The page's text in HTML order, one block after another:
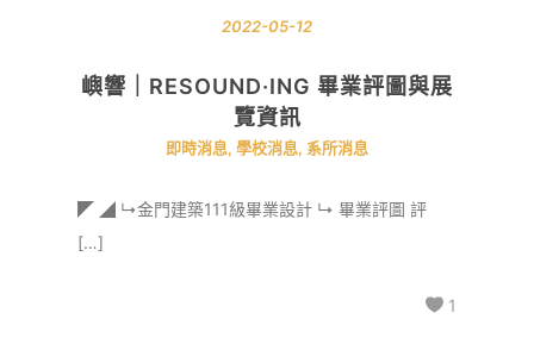
2022-05-12
嶼響｜RESOUND·ING 畢業評圖與展
覽資訊
即時消息, 學校消息, 系所消息
◤ ◢ ↳金門建築111級畢業設計 ↳ 畢業評圖 評
[…]
1